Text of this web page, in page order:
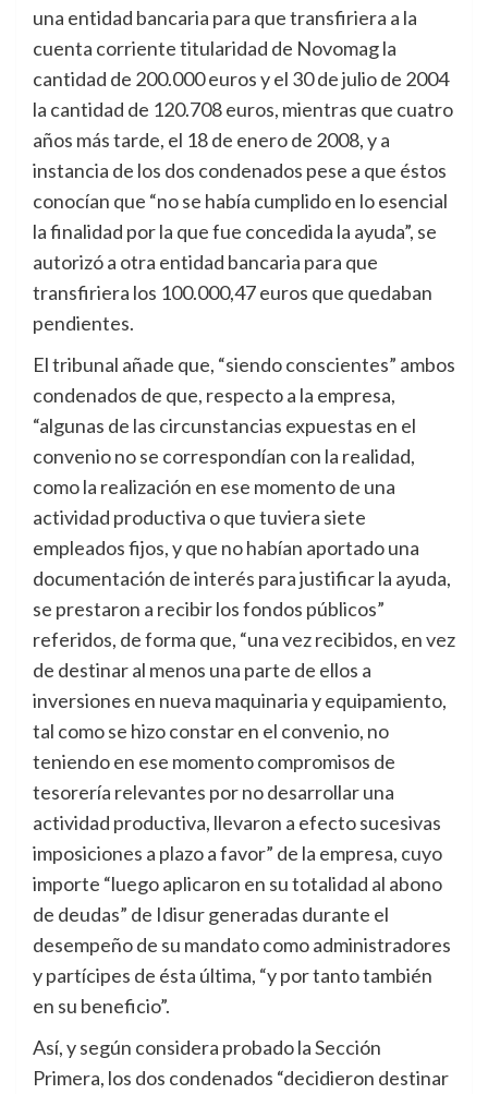
una entidad bancaria para que transfiriera a la
cuenta corriente titularidad de Novomag la
cantidad de 200.000 euros y el 30 de julio de 2004
la cantidad de 120.708 euros, mientras que cuatro
años más tarde, el 18 de enero de 2008, y a
instancia de los dos condenados pese a que éstos
conocían que “no se había cumplido en lo esencial
la finalidad por la que fue concedida la ayuda”, se
autorizó a otra entidad bancaria para que
transfiriera los 100.000,47 euros que quedaban
pendientes.
El tribunal añade que, “siendo conscientes” ambos
condenados de que, respecto a la empresa,
“algunas de las circunstancias expuestas en el
convenio no se correspondían con la realidad,
como la realización en ese momento de una
actividad productiva o que tuviera siete
empleados fijos, y que no habían aportado una
documentación de interés para justificar la ayuda,
se prestaron a recibir los fondos públicos”
referidos, de forma que, “una vez recibidos, en vez
de destinar al menos una parte de ellos a
inversiones en nueva maquinaria y equipamiento,
tal como se hizo constar en el convenio, no
teniendo en ese momento compromisos de
tesorería relevantes por no desarrollar una
actividad productiva, llevaron a efecto sucesivas
imposiciones a plazo a favor” de la empresa, cuyo
importe “luego aplicaron en su totalidad al abono
de deudas” de Idisur generadas durante el
desempeño de su mandato como administradores
y partícipes de ésta última, “y por tanto también
en su beneficio”.
Así, y según considera probado la Sección
Primera, los dos condenados “decidieron destinar